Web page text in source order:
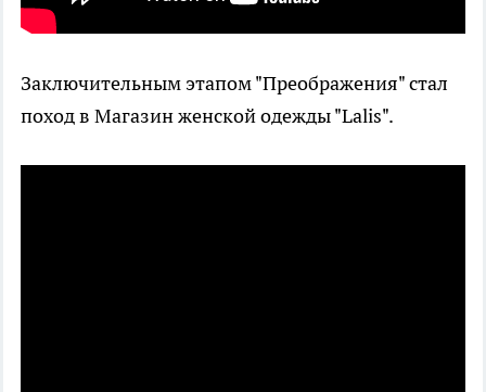
Заключительным этапом "Преображения" стал
поход в Магазин женской одежды "Lalis".